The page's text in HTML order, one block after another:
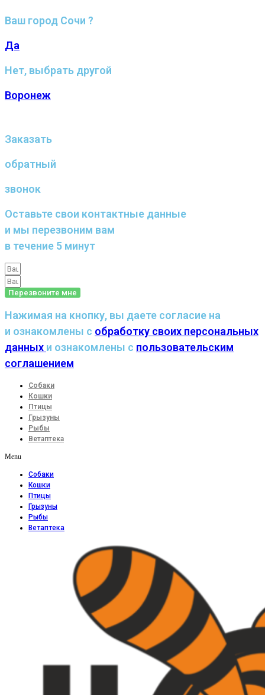
Ваш город Сочи ?
Да
Нет, выбрать другой
Воронеж
Заказать
обратный
звонок
Оставьте свои контактные данные
и мы перезвоним вам
в течение 5 минут
Перезвоните мне
Нажимая на кнопку, вы даете согласие на
и ознакомлены с обработку своих персональных
данных и ознакомлены с пользовательским
соглашением
Собаки
Кошки
Птицы
Грызуны
Рыбы
Ветаптека
Menu
Собаки
Кошки
Птицы
Грызуны
Рыбы
Ветаптека